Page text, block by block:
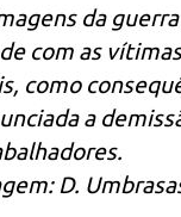
da
com as
como
a
D.